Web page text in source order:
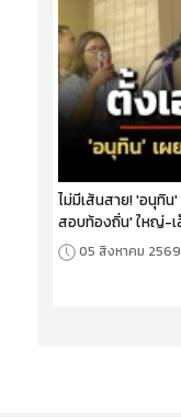
ไม่มีเส้นสาย! 'อนุทิ
สอบท้องถิ่น' ใหญ่-เ
05 สิงหาคม 2569